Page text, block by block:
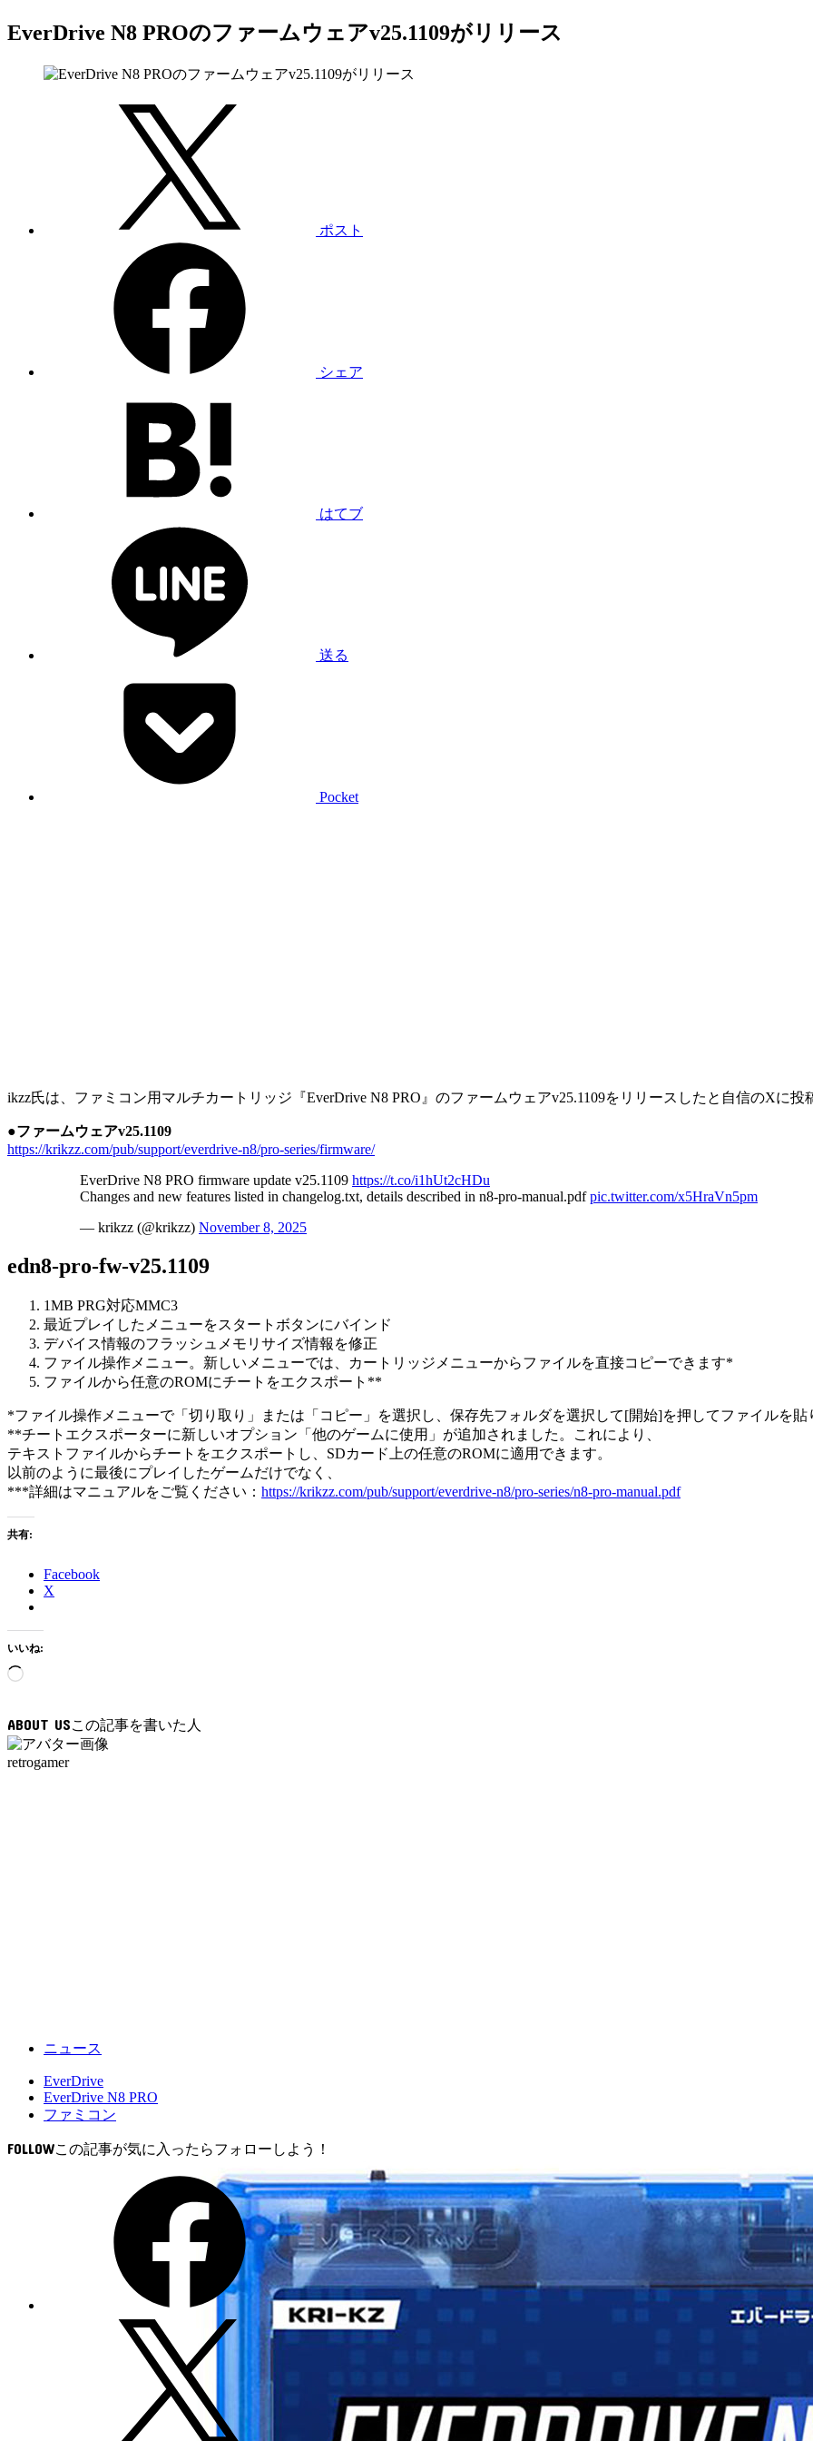
EverDrive N8 PROのファームウェアv25.1109がリリース
ポスト
シェア
はてブ
送る
Pocket
ikzz氏は、ファミコン用マルチカートリッジ『EverDrive N8 PRO』のファームウェアv25.1109をリリースしたと自信のXに投
●ファームウェアv25.1109
https://krikzz.com/pub/support/everdrive-n8/pro-series/firmware/
EverDrive N8 PRO firmware update v25.1109 https://t.co/i1hUt2cHDu
Changes and new features listed in changelog.txt, details described in n8-pro-manual.pdfpic.twitter.com/x5HraVn5pm
— krikzz (@krikzz) November 8, 2025
edn8-pro-fw-v25.1109
1MB PRG対応MMC3
最近プレイしたメニューをスタートボタンにバインド
デバイス情報のフラッシュメモリサイズ情報を修正
ファイル操作メニュー。新しいメニューでは、カートリッジメニューからファイルを直接コピーできます*
ファイルから任意のROMにチートをエクスポート**
*ファイル操作メニューで「切り取り」または「コピー」を選択し、保存先フォルダを選択して[開始]を押してファイルを貼
**チートエクスポーターに新しいオプション「他のゲームに使用」が追加されました。これにより、
テキストファイルからチートをエクスポートし、SDカード上の任意のROMに適用できます。
以前のように最後にプレイしたゲームだけでなく、
***詳細はマニュアルをご覧ください： https://krikzz.com/pub/support/everdrive-n8/pro-series/n8-pro-manual.pdf
共有:
Facebook
X
いいね:
読
み
中…
ABOUT US
retrogamer
ニュース
EverDrive
EverDrive N8 PRO
ファミコン
FOLLOW